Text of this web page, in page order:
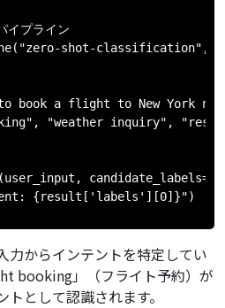
イプライン
shot-classification",
book a flight to New York
"weather inquiry",
力からインテントを特定してい
booking」（フライト予約）が
として認識されます。